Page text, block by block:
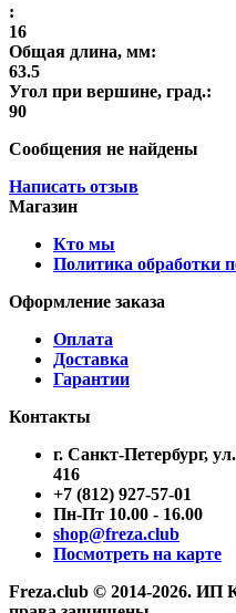
:
16
Общая длина, мм:
63.5
Угол при вершине, град.:
90
Сообщения не найдены
Написать отзыв
Магазин
Кто мы
Политика обработки
Оформление заказа
Оплата
Доставка
Гарантии
Контакты
г. Санкт-Петербург,
416
+7 (812) 927-57-01
Пн-Пт 10.00 - 16.00
shop@freza.club
Посмотреть на карте
Freza.club © 2014-2026. ИП